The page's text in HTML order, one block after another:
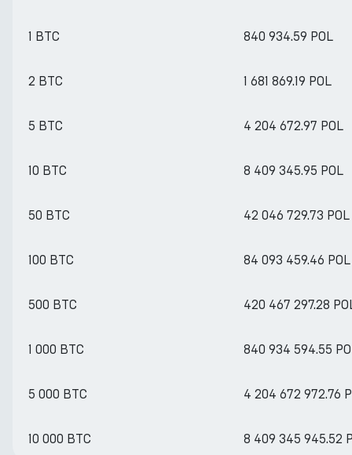
1 BTC 840 934.59 POL
2 BTC 1 681 869.19 POL
5 BTC 4 204 672.97 POL
10 BTC 8 409 345.95 POL
50 BTC 42 046 729.73 POL
100 BTC 84 093 459.46 POL
500 BTC 420 467 297.28
1 000 BTC 840 934 594.55
5 000 BTC 4 204 672 972.76
10 000 BTC 8 409 345 945.52